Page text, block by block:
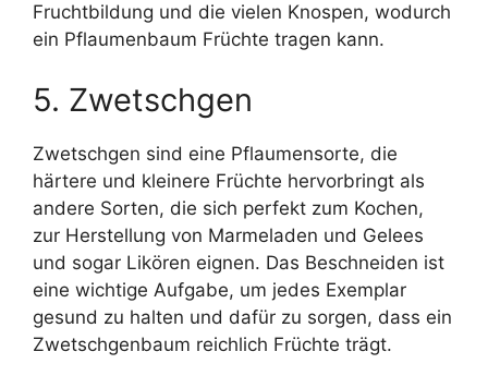
Fruchtbildung und die vielen Knospen, wodurch
ein Pflaumenbaum Früchte tragen kann.
5. Zwetschgen
Zwetschgen sind eine Pflaumensorte, die
härtere und kleinere Früchte hervorbringt als
andere Sorten, die sich perfekt zum Kochen,
zur Herstellung von Marmeladen und Gelees
und sogar Likören eignen. Das Beschneiden ist
eine wichtige Aufgabe, um jedes Exemplar
gesund zu halten und dafür zu sorgen, dass ein
Zwetschgenbaum reichlich Früchte trägt.